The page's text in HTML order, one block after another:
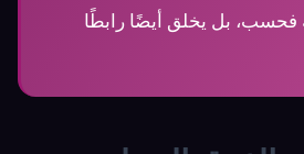
فحسب، بل يخلق أيضًا رابطًا